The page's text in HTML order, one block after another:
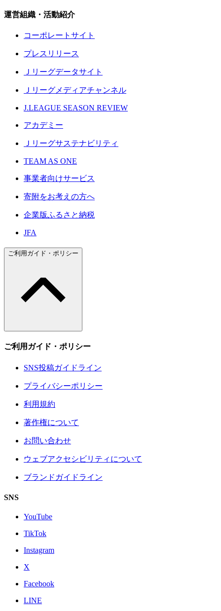
運営組織・活動紹介
コーポレートサイト
プレスリリース
Ｊリーグデータサイト
Ｊリーグメディアチャンネル
J.LEAGUE SEASON REVIEW
アカデミー
Ｊリーグサステナビリティ
TEAM AS ONE
事業者向けサービス
寄附をお考えの方へ
企業版ふるさと納税
JFA
ご利用ガイド・ポリシー
ご利用ガイド・ポリシー
SNS投稿ガイドライン
プライバシーポリシー
利用規約
著作権について
お問い合わせ
ウェブアクセシビリティについて
ブランドガイドライン
SNS
YouTube
TikTok
Instagram
X
Facebook
LINE